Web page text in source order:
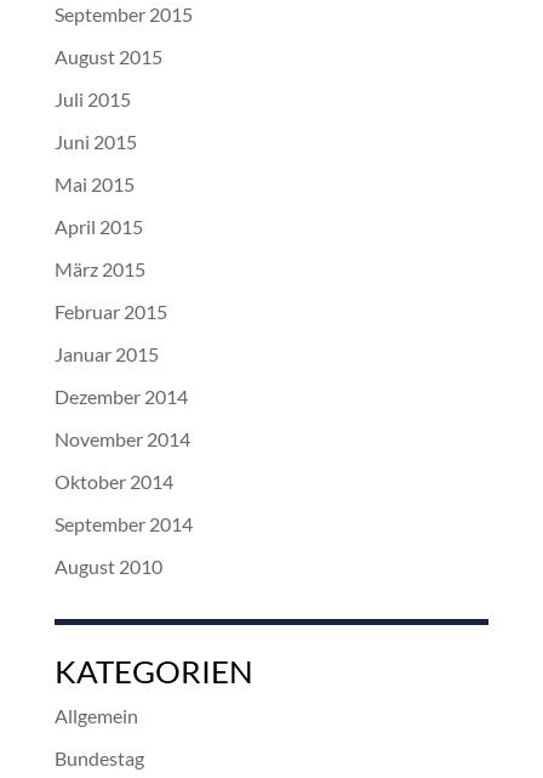
September 2015
August 2015
Juli 2015
Juni 2015
Mai 2015
April 2015
März 2015
Februar 2015
Januar 2015
Dezember 2014
November 2014
Oktober 2014
September 2014
August 2010
KATEGORIEN
Allgemein
Bundestag